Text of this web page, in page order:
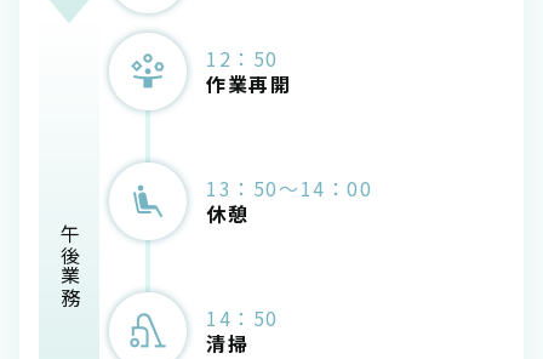
午後業務
12：50
作業再開
13：50～14：00
休憩
14：50
清掃